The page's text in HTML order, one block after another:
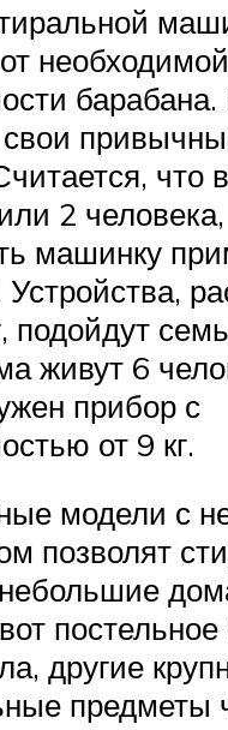
необходимой
свои
что
2
машинку
Устройства,
подойдут
живут 6
прибор с
от 9 кг.
модели с
позволят
постельное
другие
предметы